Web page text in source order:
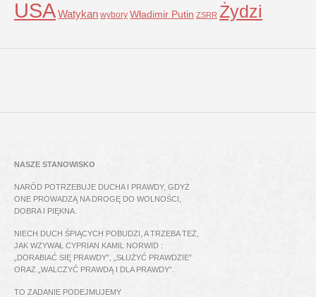
USAWatykan wybory Władimir Putin ZSRR Żydzi
NASZE STANOWISKO
NARÓD POTRZEBUJE DUCHA I PRAWDY, GDYŻ
ONE PROWADZĄ NA DROGĘ DO WOLNOŚCI,
DOBRA I PIĘKNA.
NIECH DUCH ŚPIĄCYCH POBUDZI, A TRZEBA TEŻ,
JAK WZYWAŁ CYPRIAN KAMIL NORWID :
„DORABIAĆ SIĘ PRAWDY”, „SŁUŻYĆ PRAWDZIE”
ORAZ „WALCZYĆ PRAWDĄ I DLA PRAWDY”.
TO ZADANIE PODEJMUJEMY